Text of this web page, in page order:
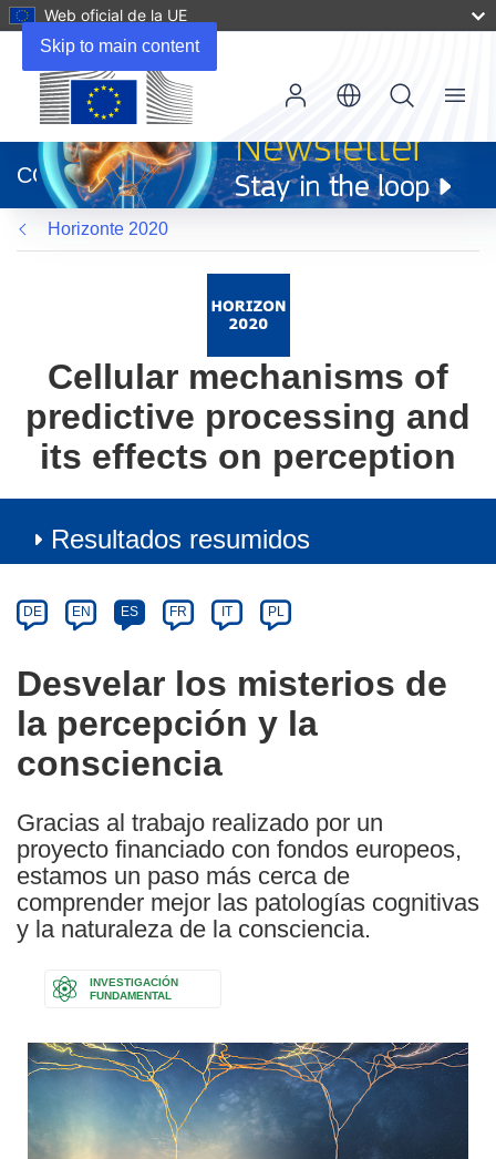
Skip to main content
Web oficial de la UE
abrirá
en
una
nueva
ventana)
CORDIS
Menu
Horizonte 2020
Cellular mechanisms of
predictive processing and
its effects on perception
Resultados resumidos
Category
Article
available
the
following
languages:
DE EN ES FR IT PL
Desvelar los misterios de
la percepción y la
consciencia
Gracias al trabajo realizado por un
proyecto financiado con fondos europeos,
estamos un paso más cerca de
comprender mejor las patologías cognitivas
y la naturaleza de la consciencia.
INVESTIGACIÓN
FUNDAMENTAL